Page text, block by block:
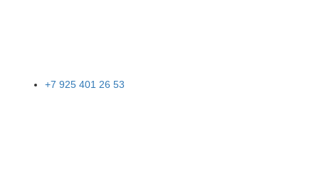
+7 925 401 26 53